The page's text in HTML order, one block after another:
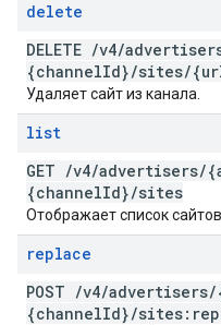
delete
DELETE /v4/
{channelId}/sites/
Удаляет сайт из канала.
list
GET /v4/advertisers/
{channelId}/sites
Отображает список
replace
POST /v4/advertisers/
{channelId}/